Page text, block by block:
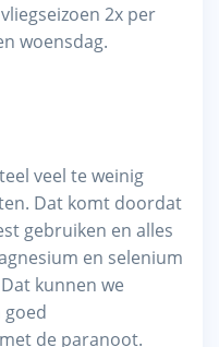
2x per
woensdag.
veel te weinig
Dat komt doordat
gebruiken en alles
en selenium
kunnen we
de paranoot.